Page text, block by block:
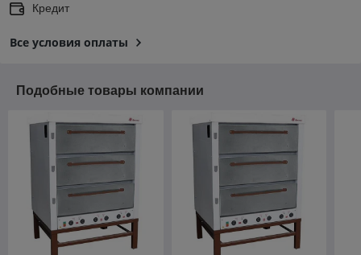
Кредит
Все условия оплаты
Подобные товары компании